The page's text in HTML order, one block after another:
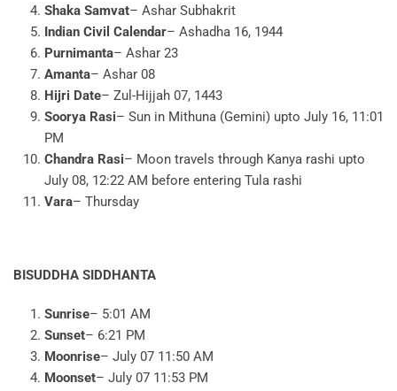
Shaka Samvat– Ashar Subhakrit
Indian Civil Calendar– Ashadha 16, 1944
Purnimanta– Ashar 23
Amanta– Ashar 08
Hijri Date– Zul-Hijjah 07, 1443
Soorya Rasi– Sun in Mithuna (Gemini) upto July 16, 11:01
PM
Chandra Rasi– Moon travels through Kanya rashi upto
July 08, 12:22 AM before entering Tula rashi
Vara– Thursday
BISUDDHA SIDDHANTA
Sunrise– 5:01 AM
Sunset– 6:21 PM
Moonrise– July 07 11:50 AM
Moonset– July 07 11:53 PM